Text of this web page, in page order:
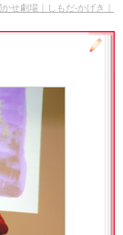
せ劇場｜しもだ-かげき｜